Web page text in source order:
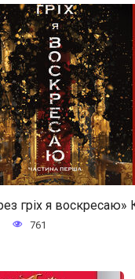
гріх я воскресаю»
761